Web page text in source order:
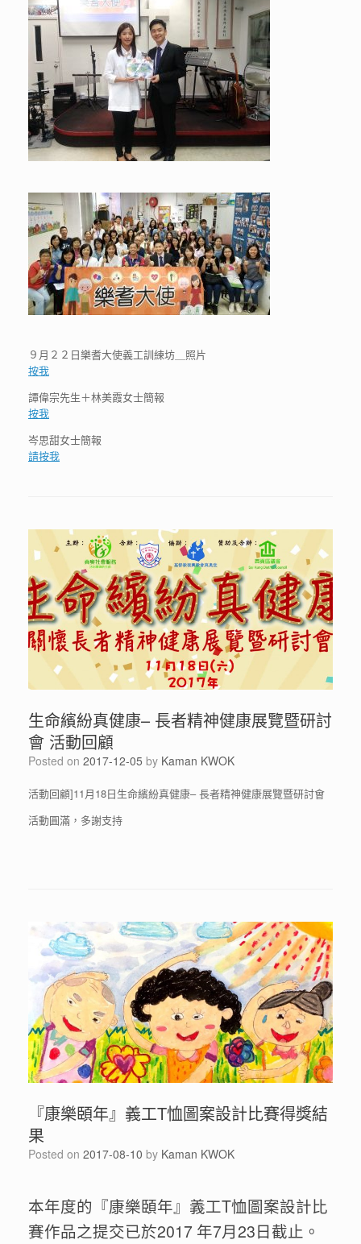
９月２２日樂耆大使義工訓練坊＿照片
按我
譚偉宗先生＋林美霞女士簡報
按我
岑思甜女士簡報
請按我
生命繽紛真健康– 長者精神健康展覽暨研討
會 活動回顧
Posted on 2017-12-05 by Kaman KWOK
活動回顧]11月18日生命繽紛真健康– 長者精神健康展覽暨研討會
活動圓滿，多謝支持
『康樂頣年』義工T恤圖案設計比賽得獎結
果
Posted on 2017-08-10 by Kaman KWOK
本年度的『康樂頣年』義工T恤圖案設計比
賽作品之提交已於2017 年7月23日截止。